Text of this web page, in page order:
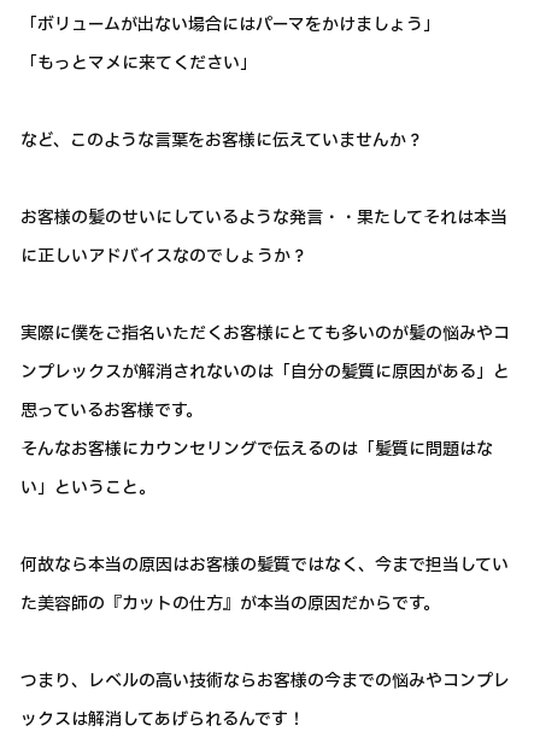
「ボリュームが出ない場合にはパーマをかけましょう」
「もっとマメに来てください」
など、このような言葉をお客様に伝えていませんか？
お客様の髪のせいにしているような発言・・果たしてそれは本当
に正しいアドバイスなのでしょうか？
実際に僕をご指名いただくお客様にとても多いのが髪の悩みやコ
ンプレックスが解消されないのは「自分の髪質に原因がある」と
思っているお客様です。
そんなお客様にカウンセリングで伝えるのは「髪質に問題はな
い」ということ。
何故なら本当の原因はお客様の髪質ではなく、今まで担当してい
た美容師の『カットの仕方』が本当の原因だからです。
つまり、レベルの高い技術ならお客様の今までの悩みやコンプレ
ックスは解消してあげられるんです！